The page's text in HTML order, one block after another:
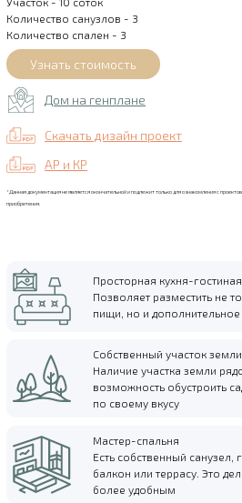
Количество санузлов - 3
Количество спален - 3
Дом на генплане
Скачать дизайн проект
АР и КР
*Данная документация не является окончательной и подлежит только для ознакомления с
приобретения.
Просторная кухня-гостиная
Позволяет разместить не
пищи, но и
Собственный участок земли
Наличие участка земли
возможность обустроить
по своему вкусу
Мастер-спальня
Есть собственный санузел,
балкон или террасу. Это
более удобным